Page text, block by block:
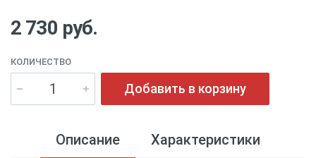
2 730 руб.
КОЛИЧЕСТВО
Добавить в корзину
Описание Характеристики